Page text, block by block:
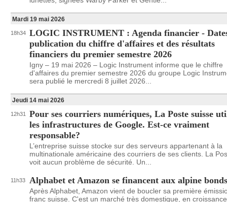
Mardi 19 mai 2026
18h34 LOGIC INSTRUMENT : Agenda financier -
publication du chiffre d'affaires et des résultats
financiers du premier semestre 2026
Igny – 19 mai 2026 – Logic Instrument informe que le chiffre
d'affaires du premier semestre 2026 du groupe Logic
sera publié le mercredi 8 juillet 2026...
Jeudi 14 mai 2026
12h31
Pour ses courriers numériques, La Poste suisse
les infrastructures de Google. Est-ce vraiment
responsable?
L’entreprise suisse stocke sur des serveurs appartenant à la
multinationale américaine des courriers de ses clients. La
voit aucun problème de sécurité. Un...
11h33 Alphabet et Amazon se financent aux alpine bonds
Après Alphabet, Amazon vient de boucler sa première
franc suisse. C'est un marché très domestique, en